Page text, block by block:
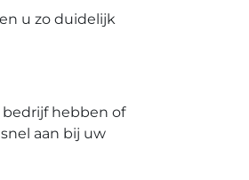
u zo duidelijk
hebben of
aan bij uw